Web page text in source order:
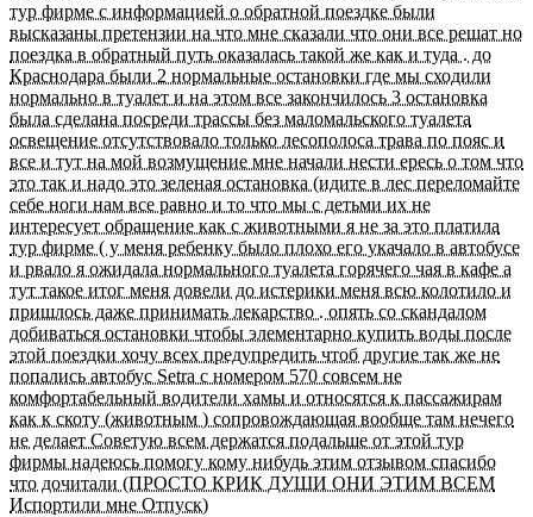
тур фирме с информацией о обратной поездке были
высказаны претензии на что мне сказали что они все решат но
поездка в обратный путь оказалась такой же как и туда . до
Краснодара были 2 нормальные остановки где мы сходили
нормально в туалет и на этом все закончилось 3 остановка
была сделана посреди трассы без маломальского туалета
освещение отсутствовало только лесополоса трава по пояс и
все и тут на мой возмущение мне начали нести ересь о том что
это так и надо это зеленая остановка (идите в лес переломайте
себе ноги нам все равно и то что мы с детьми их не
интересует обращение как с животными я не за это платила
тур фирме ( у меня ребенку было плохо его укачало в автобусе
и рвало я ожидала нормального туалета горячего чая в кафе а
тут такое итог меня довели до истерики меня всю колотило и
пришлось даже принимать лекарство . опять со скандалом
добиваться остановки чтобы элементарно купить воды после
этой поездки хочу всех предупредить чтоб другие так же не
попались автобус Setra c номером 570 совсем не
комфортабельный водители хамы и относятся к пассажирам
как к скоту (животным ) сопровождающая вообще там нечего
не делает Советую всем держатся подальше от этой тур
фирмы надеюсь помогу кому нибудь этим отзывом спасибо
что дочитали (ПРОСТО КРИК ДУШИ ОНИ ЭТИМ ВСЕМ
Испортили мне Отпуск)